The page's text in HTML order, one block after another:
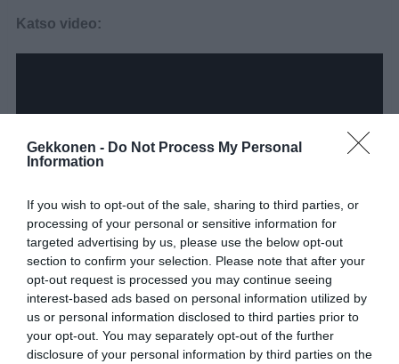
Gekkonen - Do Not Process My Personal
Information
If you wish to opt-out of the sale, sharing to third parties, or
processing of your personal or sensitive information for
targeted advertising by us, please use the below opt-out
section to confirm your selection. Please note that after your
opt-out request is processed you may continue seeing
interest-based ads based on personal information utilized by
us or personal information disclosed to third parties prior to
your opt-out. You may separately opt-out of the further
disclosure of your personal information by third parties on the
Katso video: